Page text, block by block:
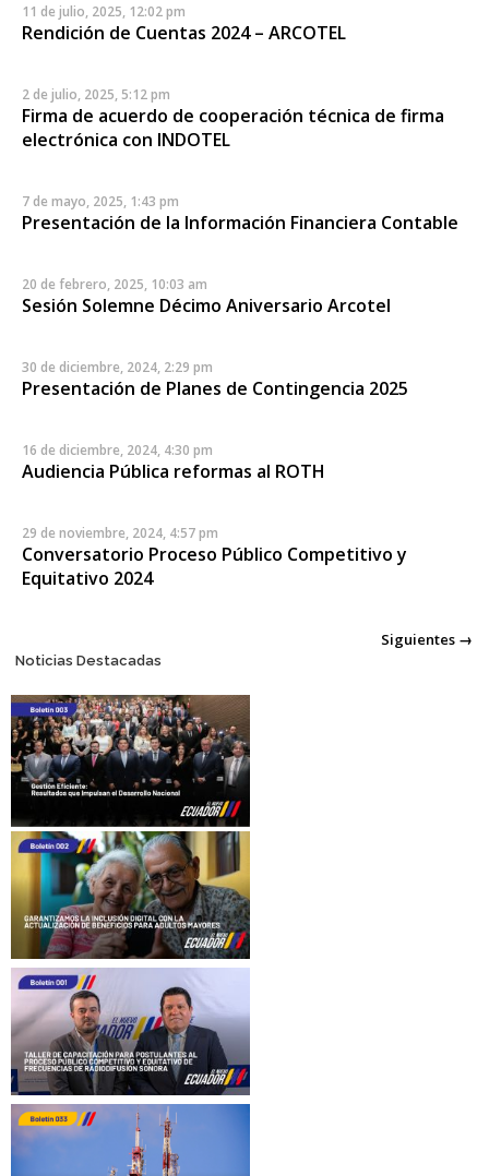
11 de julio, 2025, 12:02 pm
Rendición de Cuentas 2024 – ARCOTEL
2 de julio, 2025, 5:12 pm
Firma de acuerdo de cooperación técnica de firma
electrónica con INDOTEL
7 de mayo, 2025, 1:43 pm
Presentación de la Información Financiera Contable
20 de febrero, 2025, 10:03 am
Sesión Solemne Décimo Aniversario Arcotel
30 de diciembre, 2024, 2:29 pm
Presentación de Planes de Contingencia 2025
16 de diciembre, 2024, 4:30 pm
Audiencia Pública reformas al ROTH
29 de noviembre, 2024, 4:57 pm
Conversatorio Proceso Público Competitivo y
Equitativo 2024
Posts
navigation
Siguientes →
Noticias Destacadas